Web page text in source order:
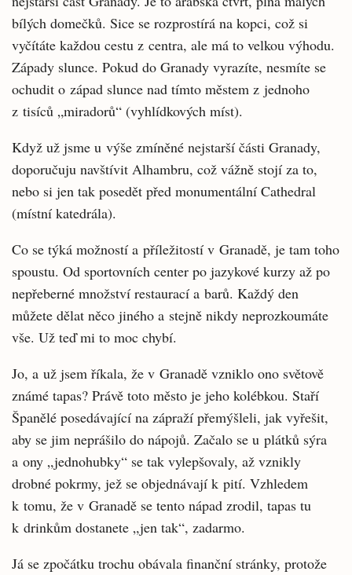
bílých domečků. Sice se rozprostírá na kopci, což si
vyčítáte každou cestu z centra, ale má to velkou výhodu.
Západy slunce. Pokud do Granady vyrazíte, nesmíte se
ochudit o západ slunce nad tímto městem z jednoho
z tisíců „miradorů“ (vyhlídkových míst).
Když už jsme u výše zmíněné nejstarší části Granady,
doporučuju navštívit Alhambru, což vážně stojí za to,
nebo si jen tak posedět před monumentální Cathedral
(místní katedrála).
Co se týká možností a příležitostí v Granadě, je tam toho
spoustu. Od sportovních center po jazykové kurzy až po
nepřeberné množství restaurací a barů. Každý den
můžete dělat něco jiného a stejně nikdy neprozkoumáte
vše. Už teď mi to moc chybí.
Jo, a už jsem říkala, že v Granadě vzniklo ono světově
známé tapas? Právě toto město je jeho kolébkou. Staří
Španělé posedávající na zápraží přemýšleli, jak vyřešit,
aby se jim neprášilo do nápojů. Začalo se u plátků sýra
a ony „jednohubky“ se tak vylepšovaly, až vznikly
drobné pokrmy, jež se objednávají k pití. Vzhledem
k tomu, že v Granadě se tento nápad zrodil, tapas tu
k drinkům dostanete „jen tak“, zadarmo.
Já se zpočátku trochu obávala finanční stránky, protože